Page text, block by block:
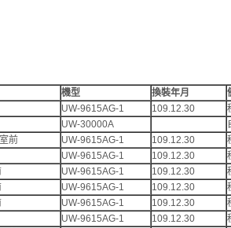
機型 換裝年月
UW-9615AG-1 109.12.30
UW-30000A
前 UW-9615AG-1 109.12.30
UW-9615AG-1 109.12.30
UW-9615AG-1 109.12.30
UW-9615AG-1 109.12.30
UW-9615AG-1 109.12.30
UW-9615AG-1 109.12.30